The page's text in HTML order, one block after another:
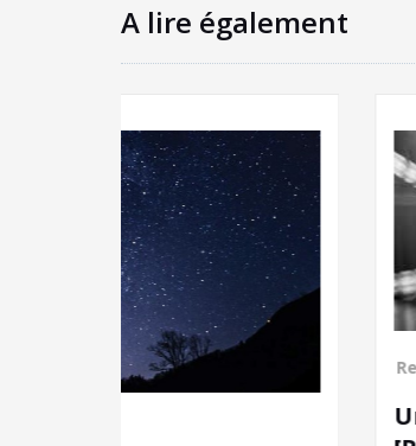
A lire également
Rendez-vous au bout du tunnel
Un écho pour